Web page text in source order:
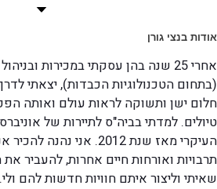
אודות בנצי גורן
אחרי 25 שנה בהן עסקתי במכירות
(בתחום הטכנולוגיות הכבדות), יצאתי
חלום ישן ותשוקה לראות עולם ואותה
טיולים. למדתי בביה"ס לתיירות של
העיקרי מאז שנת 2012. אני
תרבויות ואורחות חיים אחרות, להעביר
שאיתי וליצור איתם חוויות חדשות להם ולי.